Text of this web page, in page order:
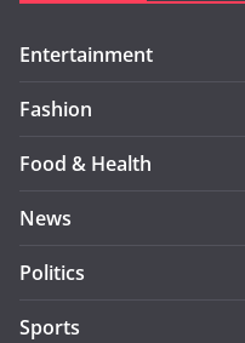
Entertainment
Fashion
Food & Health
News
Politics
Sports